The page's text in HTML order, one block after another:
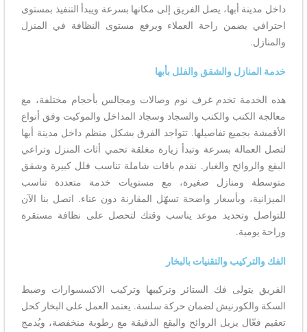
داخل مدينة أبها، يصل الفريق إلى مكانها بسرعة ويبدأ التنفيذ بمستوى
احترافي يضمن راحة العملاء ويرفع مستوى النظافة في المنزل
والمنازل.
خدمة المنازل والشقق والفلل بأبها
هذه الخدمة تخدم غرف نوم وصالات ومجالس بأحجام مختلفة، مع
معالجة الكنب والكنب والسجاد وسجاد المداخل والموكيت وفق أنواع
الأقمشة بجميع تفاصيلها. تتواجد الفرق بشكل منظم داخل مدينة أبها
لتصل العمالة بسرعة وتبدأ زيارة مغلقة تحمي أثاث المنزل وتراعي
البقع والروائح والغبار. نقدم باقات شاملة تناسب فلل كبيرة وشقق
متوسطة ومنازل صغيرة، مع مستويات خدمة متعددة تناسب
الميزانية، وبأسعار واضحة تسهّل المقارنة دون عناء. اتصل بنا الآن
للتواصل وتحديد موعد يناسب وقتك لتحصل على نظافة مستقرة
وراحة يومية.
الفك والتركيب والتقنيات بالبخار
الفريق يتولى فك الستائر وتركيبها وتركيب الاكسسوارات وضبط
السكة والكورنيش لضمان حركة سلسة. يعتمد العمل على البخار كحل
تعقيم فعّال يزيل الروائح والبقع الدقيقة مع رطوبة منخفضة، ويُدمج